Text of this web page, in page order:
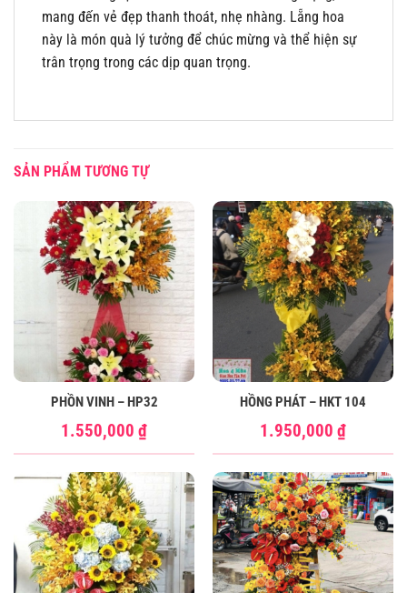
mang đến vẻ đẹp thanh thoát, nhẹ nhàng. Lẵng hoa
này là món quà lý tưởng để chúc mừng và thể hiện sự
trân trọng trong các dịp quan trọng.
SẢN PHẨM TƯƠNG TỰ
PHỒN VINH – HP32
1.550,000 ₫
HỒNG PHÁT – HKT 104
1.950,000 ₫